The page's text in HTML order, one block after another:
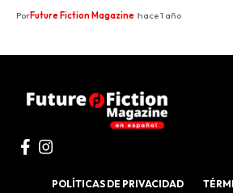
PorFuture Fiction Magazine hace 1 año
POLÍTICAS DE PRIVACIDAD